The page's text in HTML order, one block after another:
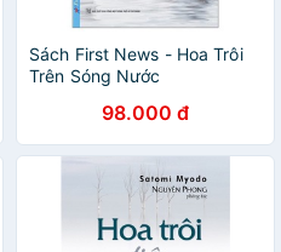
Sách First News - Hoa Trôi
Trên Sóng Nước
98.000 đ